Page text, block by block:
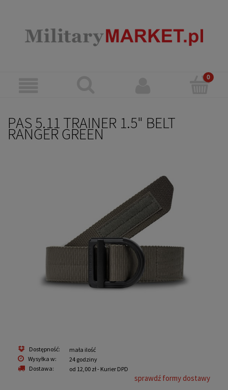
PAS 5.11 TRAINER 1.5" BELT
RANGER GREEN
Dostępność:
mała ilość
Wysyłka w:
24 godziny
Dostawa:
od 12,00 zł- Kurier DPD
sprawdź formy dostawy